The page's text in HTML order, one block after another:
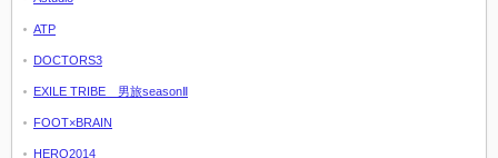
ATP
DOCTORS3
EXILE TRIBE 男旅seasonⅡ
FOOT×BRAIN
HERO2014